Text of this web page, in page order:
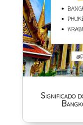
Significado